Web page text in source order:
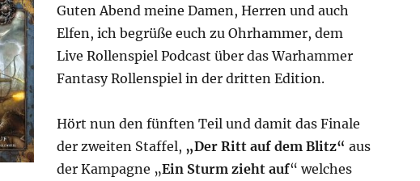
Guten Abend meine Damen, Herren und auch
Elfen, ich begrüße euch zu Ohrhammer, dem
Live Rollenspiel Podcast über das Warhammer
Fantasy Rollenspiel in der dritten Edition.
Hört nun den fünften Teil und damit das Finale
der zweiten Staffel, „Der Ritt auf dem Blitz“ aus
der Kampagne „Ein Sturm zieht auf“ welches